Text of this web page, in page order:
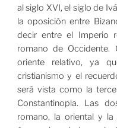
al siglo XVI, el siglo de
la oposición entre
decir entre el Imperio
romano de Occidente.
oriente relativo, ya
cristianismo y el
será vista como la
Constantinopla. Las
romano, la oriental y la